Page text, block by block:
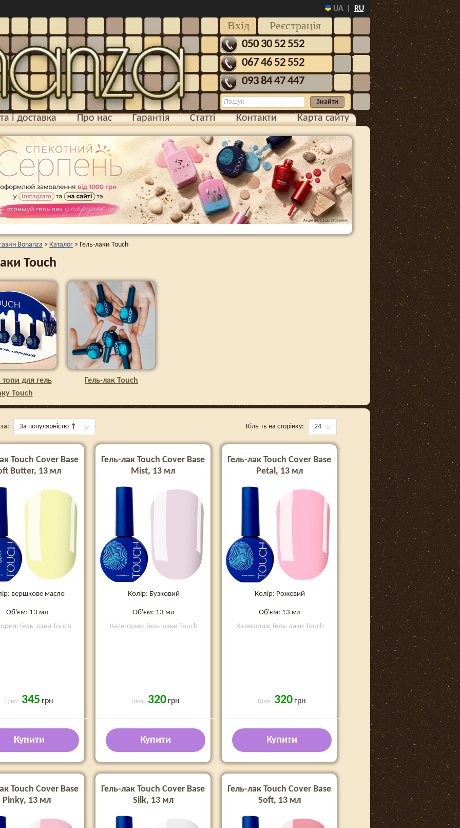
UA RU
Реєстрація
Вхід
050 30 52 552
067 46 52 552
093 84 47 447
і доставка Про нас Гарантія Статті Контакти Карта сайту
Bonanza > Каталог > Гель-лаки Touch
Touch
топи для гель
Touch
Гель-лак Touch
За популярністю ↑ Кіль-ть на сторінку: 24
Touch Cover Base
Butter, 13 мл
вершкове масло
Об'єм: 13 мл
Гель-лаки Touch
Ціна: 345 грн
Купити
Гель-лак Touch Cover Base
Mist, 13 мл
Колір: Бузковий
Об'єм: 13 мл
Категория: Гель-лаки Touch
Ціна: 320 грн
Купити
Гель-лак Touch Cover Base
Petal, 13 мл
Колір: Рожевий
Об'єм: 13 мл
Категория: Гель-лаки Touch
Ціна: 320 грн
Купити
Touch Cover Base
Pinky, 13 мл
Гель-лак Touch Cover Base
Silk, 13 мл
Гель-лак Touch Cover Base
Soft, 13 мл